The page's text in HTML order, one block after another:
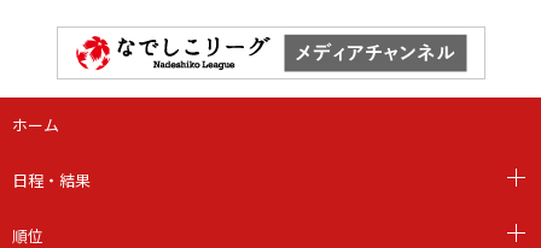
ホーム
日程・結果
順位